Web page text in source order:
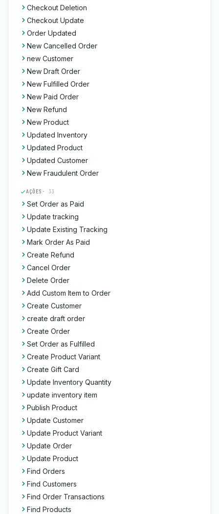
Checkout Deletion
Checkout Update
Order Updated
New Cancelled Order
new Customer
New Draft Order
New Fulfilled Order
New Paid Order
New Refund
New Product
Updated Inventory
Updated Product
Updated Customer
New Fraudulent Order
AÇÕES · 33
Set Order as Paid
Update tracking
Update Existing Tracking
Mark Order As Paid
Create Refund
Cancel Order
Delete Order
Add Custom Item to Order
Create Customer
create draft order
Create Order
Set Order as Fulfilled
Create Product Variant
Create Gift Card
Update Inventory Quantity
update inventory item
Publish Product
Update Customer
Update Product Variant
Update Order
Update Product
Find Orders
Find Customers
Find Order Transactions
Find Products